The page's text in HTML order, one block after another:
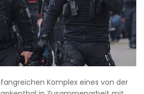
Komplex eines von der